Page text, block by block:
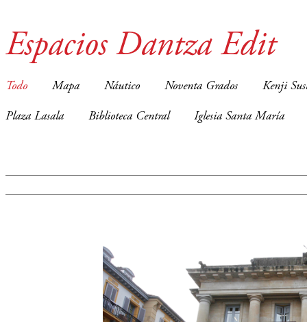
Espacios Dantza Edit
Todo Mapa Náutico Noventa Grados Kenji
Plaza Lasala Biblioteca Central Iglesia Santa María